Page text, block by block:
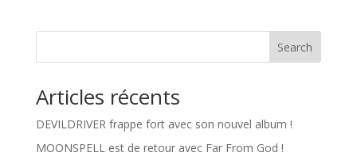
Search
Articles récents
DEVILDRIVER frappe fort avec son nouvel album !
MOONSPELL est de retour avec Far From God !